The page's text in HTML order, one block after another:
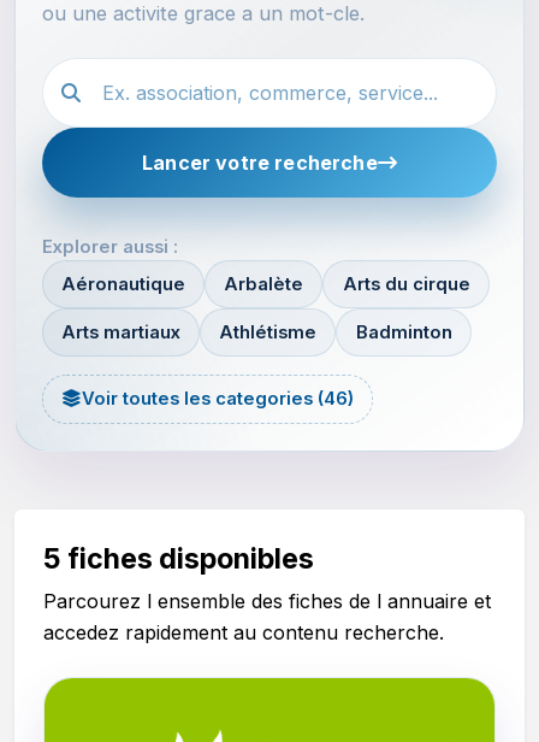
ou une activite grace a un mot-cle.
Recherche dans l'annuaire
Lancer votre recherche
Explorer aussi :
Aéronautique
Arbalète Arts du cirque
Arts martiaux Athlétisme Badminton
Voir toutes les categories (46)
5 fiches disponibles
Parcourez l ensemble des fiches de l annuaire et
accedez rapidement au contenu recherche.